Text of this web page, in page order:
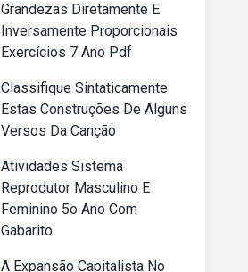
Grandezas Diretamente E
Inversamente Proporcionais
Exercícios 7 Ano Pdf
Classifique Sintaticamente
Estas Construções De Alguns
Versos Da Canção
Atividades Sistema
Reprodutor Masculino E
Feminino 5o Ano Com
Gabarito
A Expansão Capitalista No